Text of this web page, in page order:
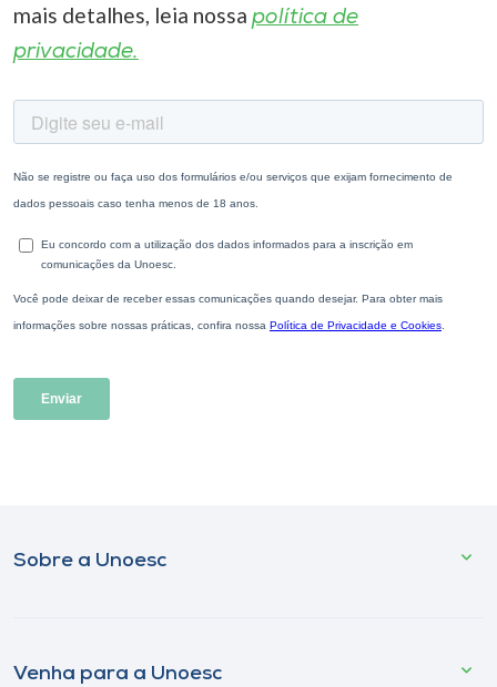
mais detalhes, leia nossa política de
privacidade.
Sobre a Unoesc
Venha para a Unoesc